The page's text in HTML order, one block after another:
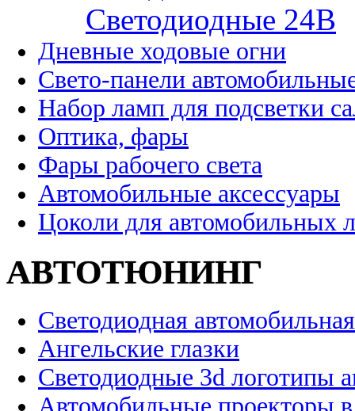
Cветодиодные 24B
Дневные ходовые огни
Свето-панели
Набор ламп для подсветки
Оптика, фары
Фары рабочего света
Автомобильные аксессуары
Цоколи для автомобильных
АВТОТЮНИНГ
Светодиодная
Ангельские глазки
Светодиодные 3d логотипы